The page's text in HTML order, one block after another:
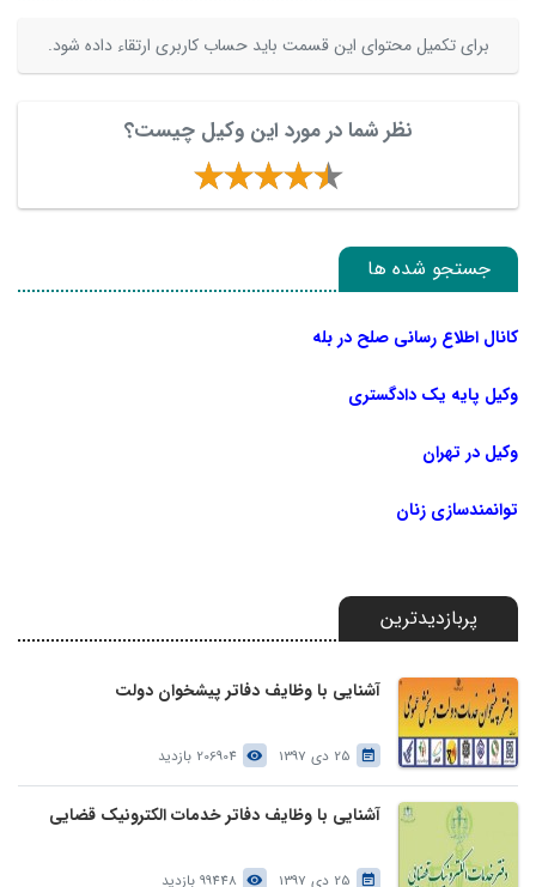
برای تکمیل محتوای این قسمت باید حساب کاربری ارتقاء داده شود.
نظر شما در مورد این وکیل چیست؟
جستجو شده ها
کانال اطلاع رسانی صلح در بله
وکیل پایه یک دادگستری
وکیل در تهران
توانمندسازی زنان
پربازدیدترین
آشنایی با وظایف دفاتر پیشخوان دولت
25 دی 1397 206904 بازدید
آشنایی با وظایف دفاتر خدمات الکترونیک قضایی
25 دی 1397 99448 بازدید